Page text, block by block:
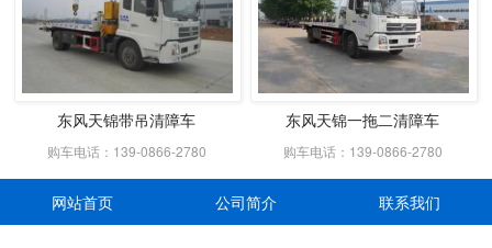
东风天锦带吊清障车
购车电话：139-0866-2780
东风天锦一拖二清障车
购车电话：139-0866-2780
网站首页 公司简介 联系我们